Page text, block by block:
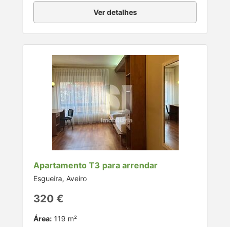
Ver detalhes
Apartamento T3 para arrendar
Esgueira, Aveiro
320 €
Área: 119 m²